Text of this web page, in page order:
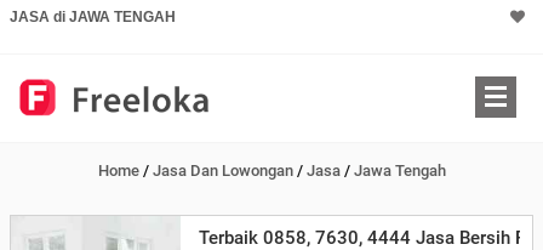
JASA di JAWA TENGAH
Home / Jasa Dan Lowongan / Jasa / Jawa Tengah
Terbaik 0858, 7630, 4444 Jasa Bersih